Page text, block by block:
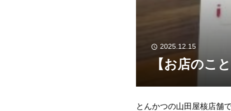
2025.12.15
【お店のこ
とんかつの山田屋核店舗